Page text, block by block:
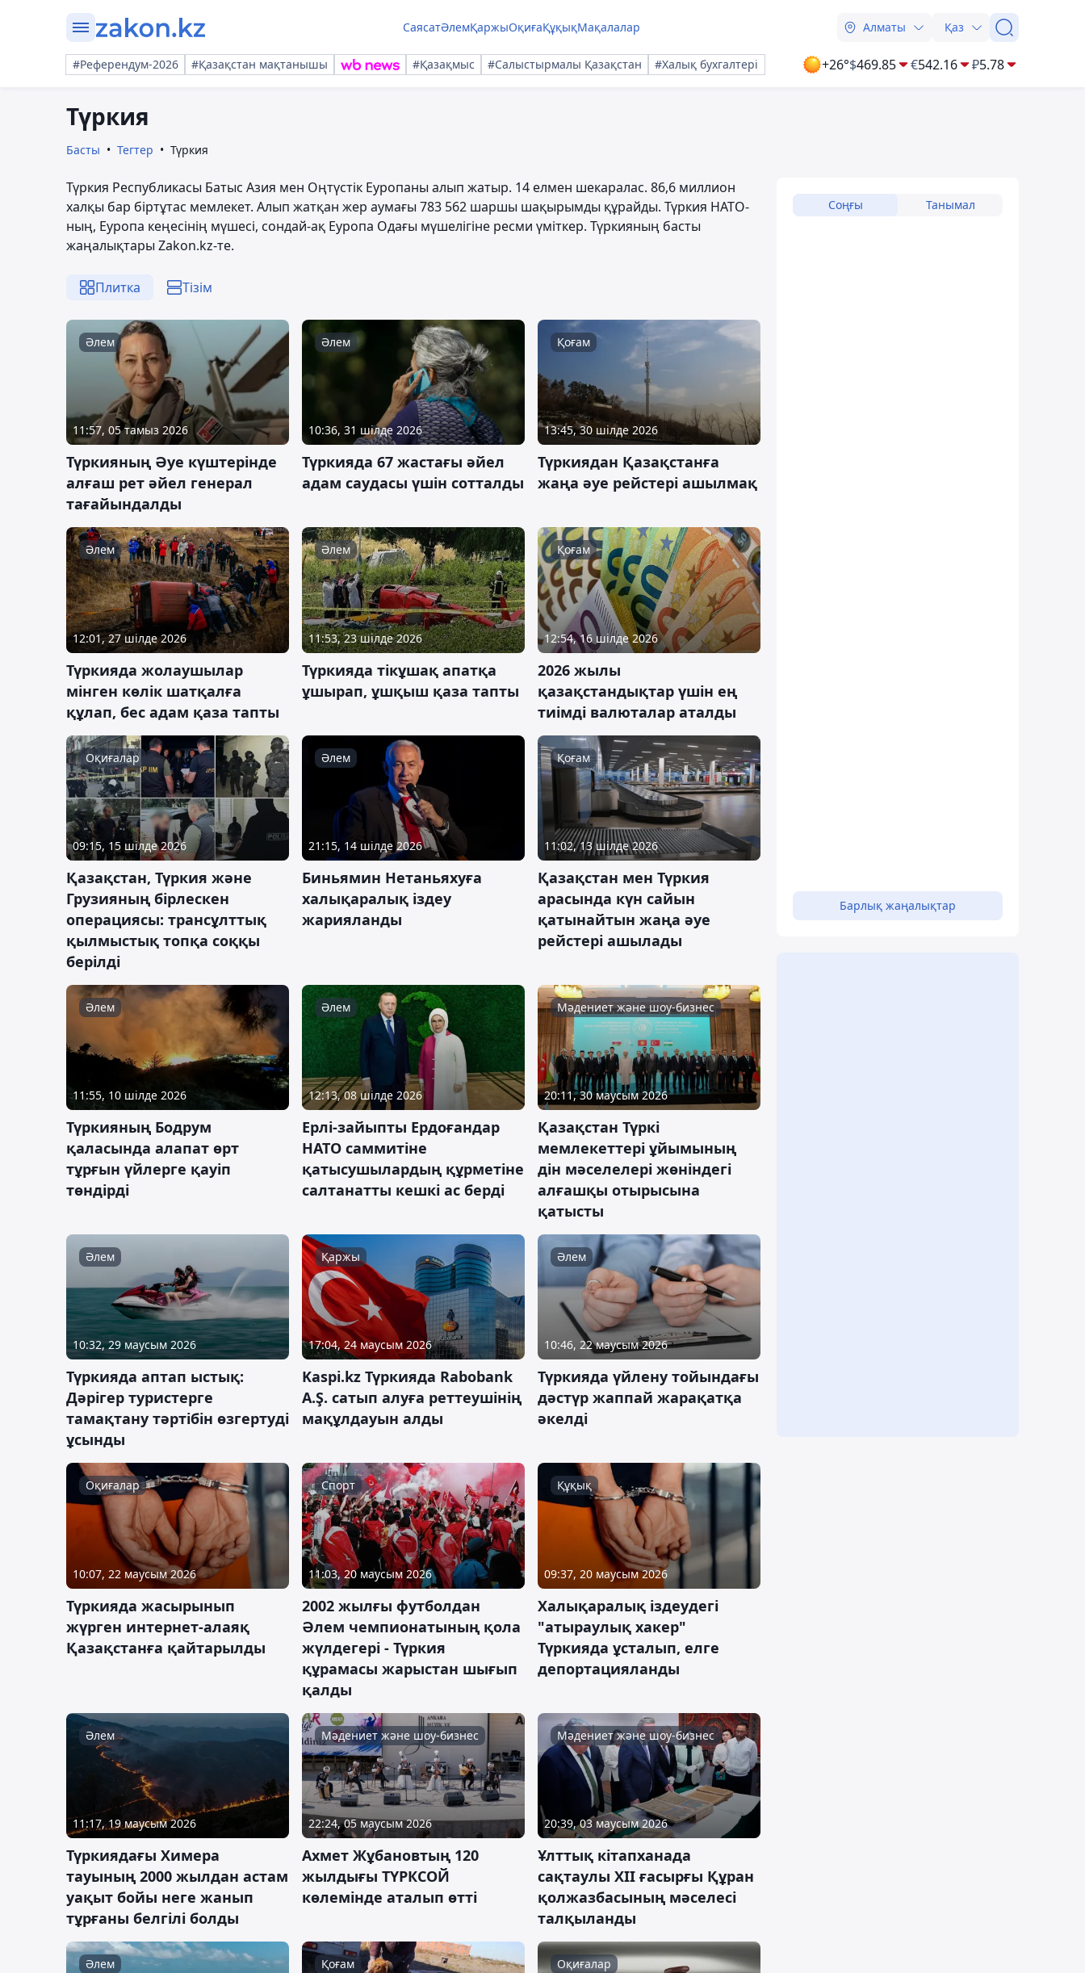
СаясатӘлемҚаржыОқиғаҚұқықМақалалар Алматы Қаз
#Референдум-2026 #Қазақстан мақтанышы #Қазақмыс #Салыстырмалы Қазақстан #Халық бухгалтері +26°$469.85 €542.16 ₽5.78
Түркия
Басты Тегтер Түркия
Түркия Республикасы Батыс Азия мен Оңтүстік Еуропаны алып жатыр. 14 елмен шекаралас. 86,6 миллион
халқы бар біртұтас мемлекет. Алып жатқан жер аумағы 783 562 шаршы шақырымды құрайды. Түркия НАТО-
ның, Еуропа кеңесінің мүшесі, сондай-ақ Еуропа Одағы мүшелігіне ресми үміткер. Түркияның басты
жаңалықтары Zakon.kz-те.
Плитка Тізім
Әлем
11:57, 05 тамыз 2026
Түркияның Әуе күштерінде
алғаш рет әйел генерал
тағайындалды
Әлем
10:36, 31 шілде 2026
Түркияда 67 жастағы әйел
адам саудасы үшін сотталды
Қоғам
13:45, 30 шілде 2026
Түркиядан Қазақстанға
жаңа әуе рейстері ашылмақ
Әлем
12:01, 27 шілде 2026
Түркияда жолаушылар
мінген көлік шатқалға
құлап, бес адам қаза тапты
Әлем
11:53, 23 шілде 2026
Түркияда тікұшақ апатқа
ұшырап, ұшқыш қаза тапты
Қоғам
12:54, 16 шілде 2026
2026 жылы
қазақстандықтар үшін ең
тиімді валюталар аталды
Оқиғалар
09:15, 15 шілде 2026
Қазақстан, Түркия және
Грузияның бірлескен
операциясы: трансұлттық
қылмыстық топқа соққы
берілді
Әлем
21:15, 14 шілде 2026
Биньямин Нетаньяхуға
халықаралық іздеу
жарияланды
Қоғам
11:02, 13 шілде 2026
Қазақстан мен Түркия
арасында күн сайын
қатынайтын жаңа әуе
рейстері ашылады
Әлем
11:55, 10 шілде 2026
Түркияның Бодрум
қаласында алапат өрт
тұрғын үйлерге қауіп
төндірді
Әлем
12:13, 08 шілде 2026
Ерлі-зайыпты Ердоғандар
НАТО саммитіне
қатысушылардың құрметіне
салтанатты кешкі ас берді
Мәдениет және шоу-бизнес
20:11, 30 маусым 2026
Қазақстан Түркі
мемлекеттері ұйымының
дін мәселелері жөніндегі
алғашқы отырысына
қатысты
Әлем
10:32, 29 маусым 2026
Түркияда аптап ыстық:
Дәрігер туристерге
тамақтану тәртібін өзгертуді
ұсынды
Қаржы
17:04, 24 маусым 2026
Kaspi.kz Түркияда Rabobank
A.Ş. сатып алуға реттеушінің
мақұлдауын алды
Әлем
10:46, 22 маусым 2026
Түркияда үйлену тойындағы
дәстүр жаппай жарақатқа
әкелді
Оқиғалар
10:07, 22 маусым 2026
Түркияда жасырынып
жүрген интернет-алаяқ
Қазақстанға қайтарылды
Спорт
11:03, 20 маусым 2026
2002 жылғы футболдан
Әлем чемпионатының қола
жүлдегері - Түркия
құрамасы жарыстан шығып
қалды
Құқық
09:37, 20 маусым 2026
Халықаралық іздеудегі
"атыраулық хакер"
Түркияда ұсталып, елге
депортацияланды
Әлем
11:17, 19 маусым 2026
Түркиядағы Химера
тауының 2000 жылдан астам
уақыт бойы неге жанып
тұрғаны белгілі болды
Мәдениет және шоу-бизнес
22:24, 05 маусым 2026
Ахмет Жұбановтың 120
жылдығы ТҮРКСОЙ
көлемінде аталып өтті
Мәдениет және шоу-бизнес
20:39, 03 маусым 2026
Ұлттық кітапханада
сақтаулы XII ғасырғы Құран
қолжазбасының мәселесі
талқыланды
Әлем Қоғам Оқиғалар
Соңғы Танымал
Барлық жаңалықтар